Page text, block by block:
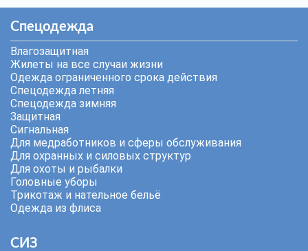
Спецодежда
Влагозащитная
Жилеты на все случаи жизни
Одежда ограниченного срока действия
Спецодежда летняя
Спецодежда зимняя
Защитная
Сигнальная
Для медработников и сферы обслуживания
Для охранных и силовых структур
Для охоты и рыбалки
Головные уборы
Трикотаж и нательное бельё
Одежда из флиса
СИЗ